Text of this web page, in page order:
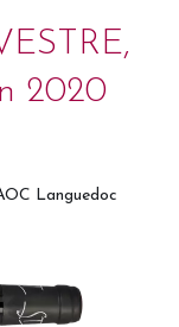
2020
Languedoc